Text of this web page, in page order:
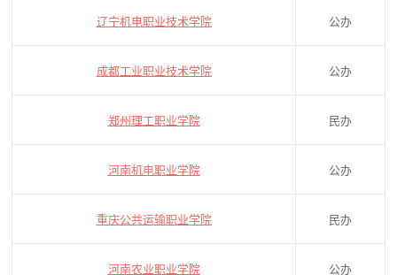
辽宁机电职业技术学院 公办
成都工业职业技术学院 公办
郑州理工职业学院 民办
河南机电职业学院 公办
重庆公共运输职业学院 民办
河南农业职业学院 公办